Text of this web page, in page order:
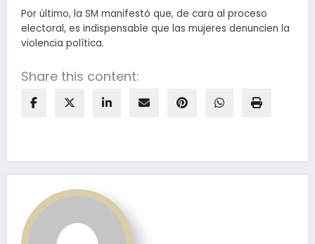
Por último, la SM manifestó que, de cara al proceso
electoral, es indispensable que las mujeres denuncien la
violencia política.
Share this content: